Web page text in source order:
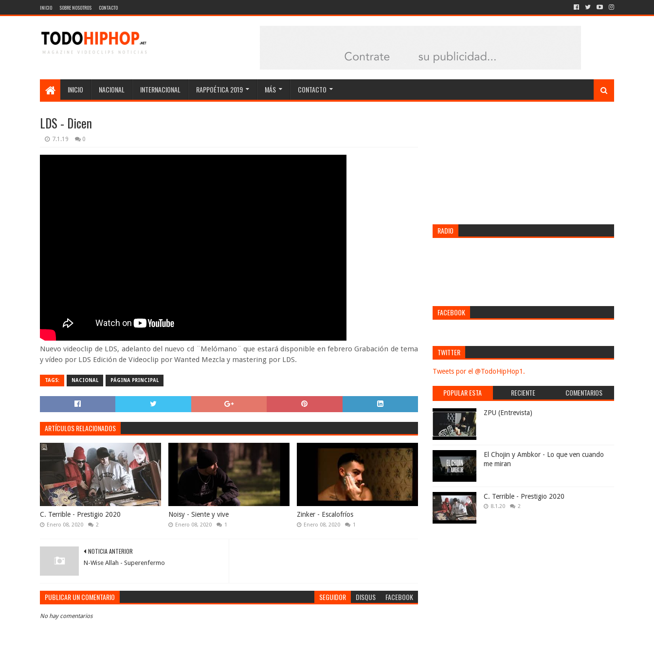
INICIO SOBRE NOSOTROS CONTACTO
INICIO NACIONAL INTERNACIONAL RAPPOÉTICA 2019 MÁS CONTACTO
LDS - Dicen
7.1.19 0
Nuevo videoclip de LDS, adelanto del nuevo cd ¨Melómano¨ que estará disponible en febrero Grabación de tema
y vídeo por LDS Edición de Videoclip por Wanted Mezcla y mastering por LDS.
TAGS: NACIONAL PÁGINA PRINCIPAL
ARTÍCULOS RELACIONADOS
C. Terrible - Prestigio 2020
Enero 08, 2020 2
Noisy - Siente y vive
Enero 08, 2020 1
Zinker - Escalofríos
Enero 08, 2020 1
NOTICIA ANTERIOR
N-Wise Allah - Superenfermo
PUBLICAR UN COMENTARIO SEGUIDOR DISQUS FACEBOOK
No hay comentarios
RADIO
FACEBOOK
TWITTER
Tweets por el @TodoHipHop1.
POPULAR ESTA
SEMANA
RECIENTE COMENTARIOS
ZPU (Entrevista)
El Chojin y Ambkor - Lo que ven cuando
me miran
C. Terrible - Prestigio 2020
8.1.20 2